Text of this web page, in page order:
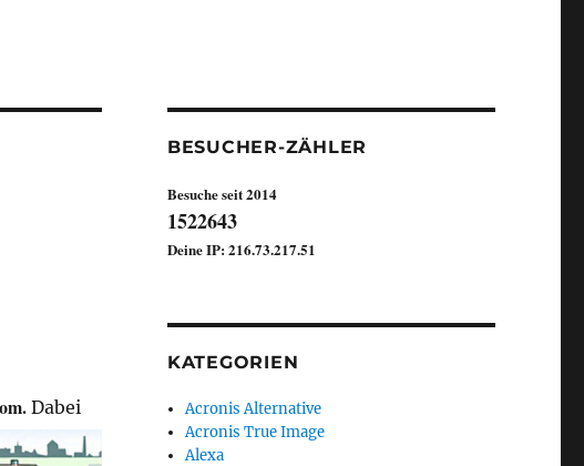
Dabei
BESUCHER-ZÄHLER
Besuche seit 2014
1522643
Deine IP: 216.73.217.51
KATEGORIEN
Acronis Alternative
Acronis True Image
Alexa